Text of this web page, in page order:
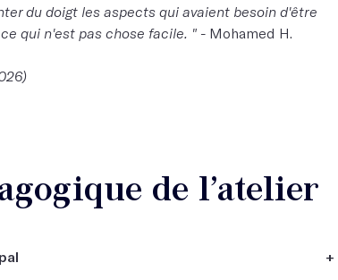
du doigt les aspects qui avaient besoin d'être
qui n'est pas chose facile. " - Mohamed H.
de l’atelier
+